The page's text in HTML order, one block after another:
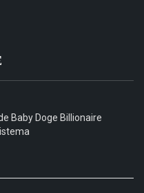
Baby Doge Billionaire